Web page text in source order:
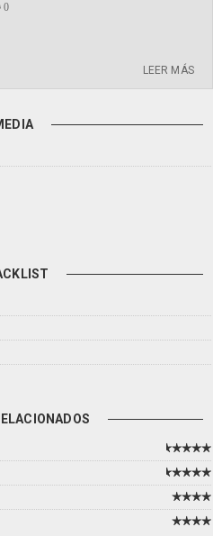
0
LEER MÁS